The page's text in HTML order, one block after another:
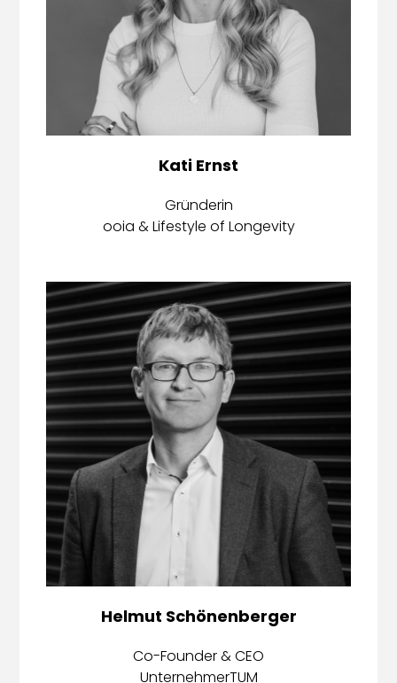
Kati Ernst
Gründerin
ooia & Lifestyle of Longevity
Helmut Schönenberger
Co-Founder & CEO
UnternehmerTUM